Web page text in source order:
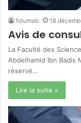
fstumab 18
Avis de
La Faculté des
Abdelhamid Ibn Badis
réservé…
Lire la suite »